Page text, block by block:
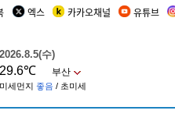
엑스 카카오채널 유튜브